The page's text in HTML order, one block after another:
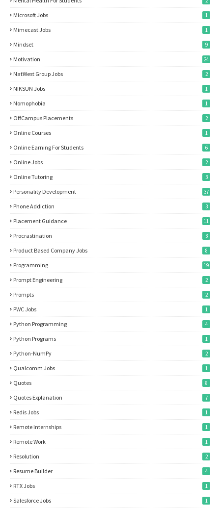
Microsoft Jobs 1
Mimecast Jobs 1
Mindset 9
Motivation 24
NatWest Group Jobs 2
NIKSUN Jobs 1
Nomophobia 1
OffCampus Placements 2
Online Courses 1
Online Earning For Students 6
Online Jobs 2
Online Tutoring 3
Personality Development 37
Phone Addiction 3
Placement Guidance 11
Procrastination 3
Product Based Company Jobs 8
Programming 19
Prompt Engineering 2
Prompts 2
PWC Jobs 1
Python Programming 4
Python Programs 1
Python-NumPy 2
Qualcomm Jobs 1
Quotes 8
Quotes Explanation 7
Redis Jobs 1
Remote Internships 1
Remote Work 1
Resolution 2
Resume Builder 4
RTX Jobs 1
Salesforce Jobs 1